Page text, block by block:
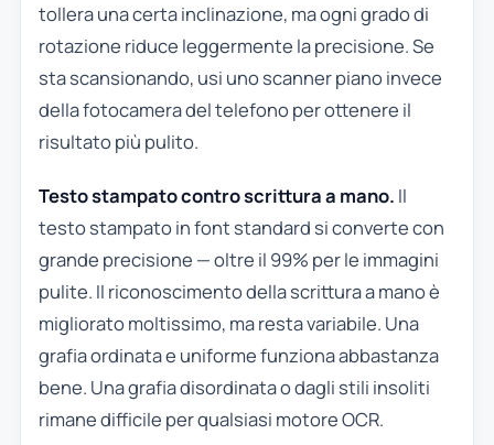
tollera una certa inclinazione, ma ogni grado di
rotazione riduce leggermente la precisione. Se
sta scansionando, usi uno scanner piano invece
della fotocamera del telefono per ottenere il
risultato più pulito.
Testo stampato contro scrittura a mano. Il
testo stampato in font standard si converte con
grande precisione — oltre il 99% per le immagini
pulite. Il riconoscimento della scrittura a mano è
migliorato moltissimo, ma resta variabile. Una
grafia ordinata e uniforme funziona abbastanza
bene. Una grafia disordinata o dagli stili insoliti
rimane difficile per qualsiasi motore OCR.